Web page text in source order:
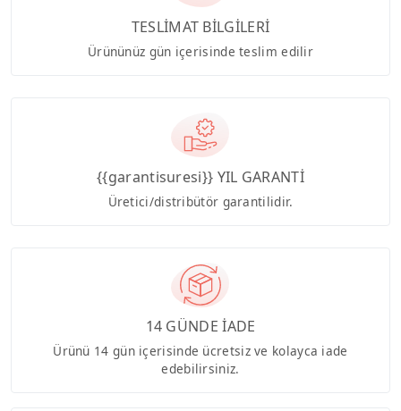
TESLİMAT BİLGİLERİ
Ürününüz gün içerisinde teslim edilir
{{garantisuresi}} YIL GARANTİ
Üretici/distribütör garantilidir.
14 GÜNDE İADE
Ürünü 14 gün içerisinde ücretsiz ve kolayca iade
edebilirsiniz.